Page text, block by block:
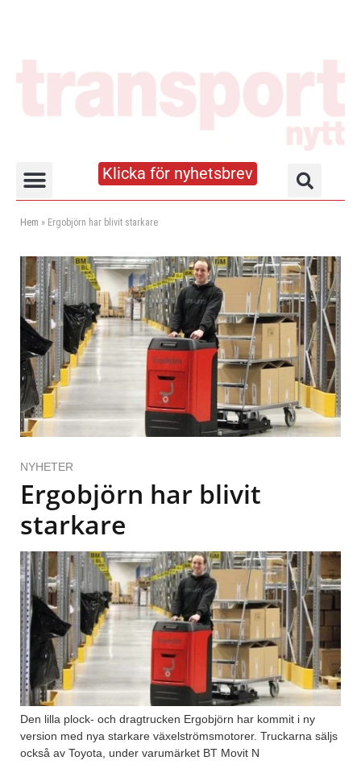
Klicka för nyhetsbrev
Hem » Ergobjörn har blivit starkare
NYHETER
Ergobjörn har blivit
starkare
Den lilla plock- och dragtrucken Ergobjörn har kommit i ny
version med nya starkare växelströmsmotorer. Truckarna säljs
också av Toyota, under varumärket BT Movit N